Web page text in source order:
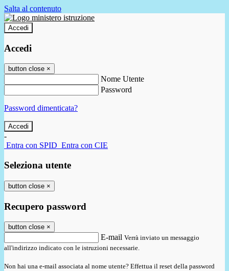
Salta al contenuto
Accedi
Accedi
button close ×
Nome Utente
Password
Password dimenticata?
-
Entra con SPID Entra con CIE
Seleziona utente
button close ×
Recupero password
button close ×
E-mail Verrà inviato un messaggio
all'indirizzo indicato con le istruzioni necessarie.
Non hai una e-mail associata al nome utente? Effettua il reset della password